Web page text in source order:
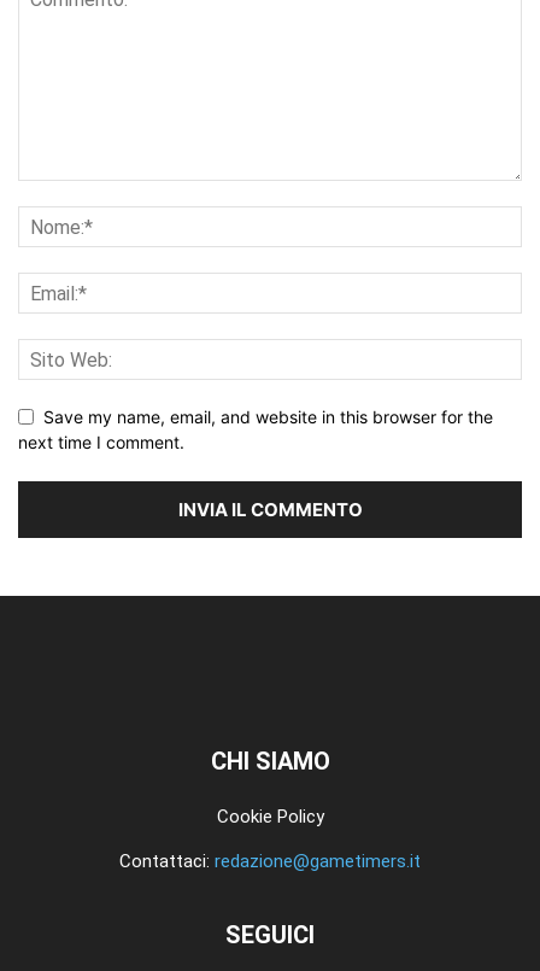
Save my name, email, and website in this browser for the
next time I comment.
CHI SIAMO
Cookie Policy
Contattaci: redazione@gametimers.it
SEGUICI